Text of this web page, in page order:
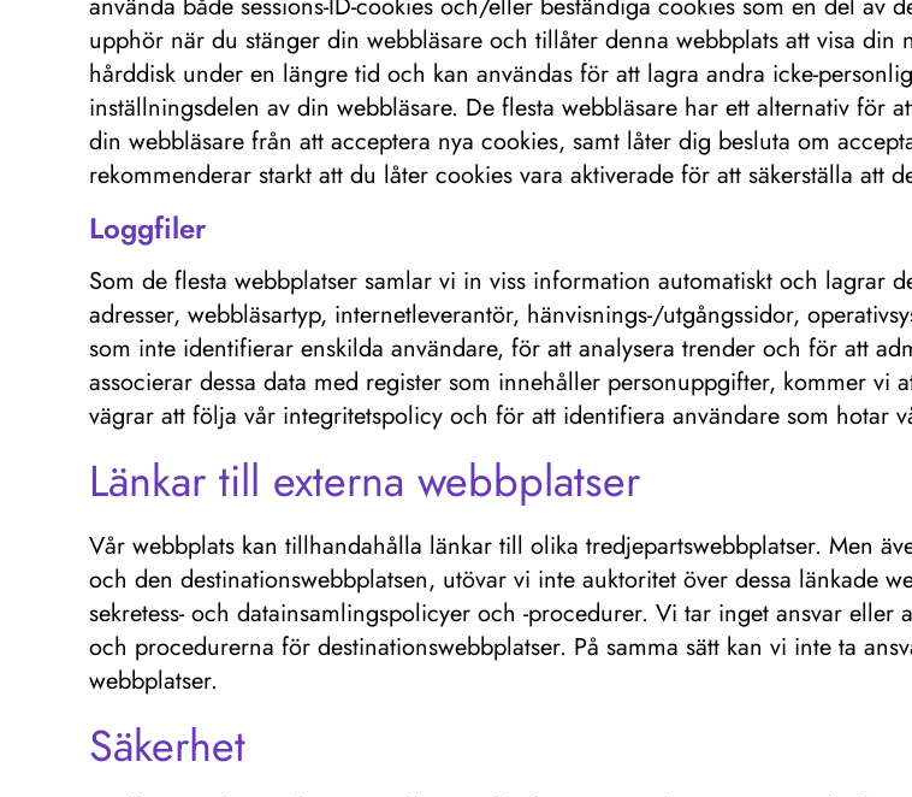
upphör när du stänger din webbläsare och tillåter denna webbplats att visa din
hårddisk under en längre tid och kan användas för att lagra andra icke-
inställningsdelen av din webbläsare. De flesta webbläsare har ett alternativ för
din webbläsare från att acceptera nya cookies, samt låter dig besluta om
rekommenderar starkt att du låter cookies vara aktiverade för att säkerställa att
Loggfiler
Som de flesta webbplatser samlar vi in ​​viss information automatiskt och
adresser, webbläsartyp, internetleverantör, hänvisnings-/utgångssidor,
som inte identifierar enskilda användare, för att analysera trender och för att
associerar dessa data med register som innehåller personuppgifter, kommer vi
vägrar att följa vår integritetspolicy och för att identifiera användare som hotar
Länkar till externa webbplatser
Vår webbplats kan tillhandahålla länkar till olika tredjepartswebbplatser. Men
och den destinationswebbplatsen, utövar vi inte auktoritet över dessa länkade
sekretess- och datainsamlingspolicyer och -procedurer. Vi tar inget ansvar
och procedurerna för destinationswebbplatser. På samma sätt kan vi inte ta
webbplatser.
Säkerhet